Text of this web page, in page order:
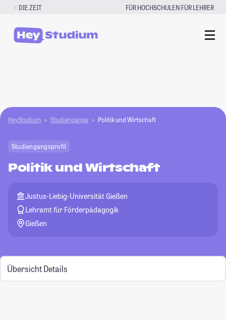
Zum
springen
DIE ZEIT FÜR HOCHSCHULEN|FÜR LEHRER
HeyStudium Studiengänge Politik und Wirtschaft
Studiengangsprofil
Politik und Wirtschaft
Justus-Liebig-Universität Gießen
Lehramt für Förderpädagogik
Gießen
Übersicht Details